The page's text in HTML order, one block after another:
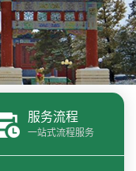
服务流程
一站式流程服务